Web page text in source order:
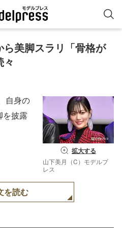
美脚スラリ「骨格が
拡大する
山下美月（C）モデルプ
レス
自身の
を披露
を読む